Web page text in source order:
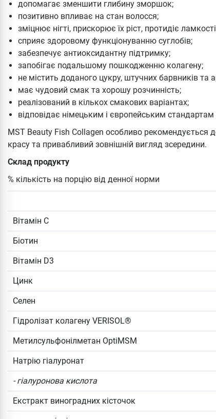
допомагає зменшити глибину зморшок;
позитивно впливає на стан волосся;
зміцнює нігті, прискорює їх ріст, протидіє
сприяє здоровому функціонуванню суглобів;
забезпечує антиоксидантну підтримку;
запобігає подальшому пошкодженню колагену;
не містить доданого цукру, штучних барвників та
має чудовий смак та хорошу розчинність;
реалізований в кількох смакових варіантах;
відповідає німецьким і європейським стандартам
MST Beauty Fish Collagen особливо рекомендується
красу та привабливий зовнішній вигляд зсередини.
Склад продукту
% кількість на порцію від денної норми
Вітамін С
Біотин
Вітамін D3
Цинк
Селен
Гідролізат колагену VERISOL®
Метилсульфонілметан OptiMSM
Натрію гіалуронат
- гіалуронова кислота
Екстракт виноградних кісточок